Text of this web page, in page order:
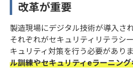
改革が重要
製造現場にデジタル技術が導入さ
それぞれがセキュリティリテラシ
キュリティ対策を行う必要がありま
ル訓練やセキュリティeラーニン